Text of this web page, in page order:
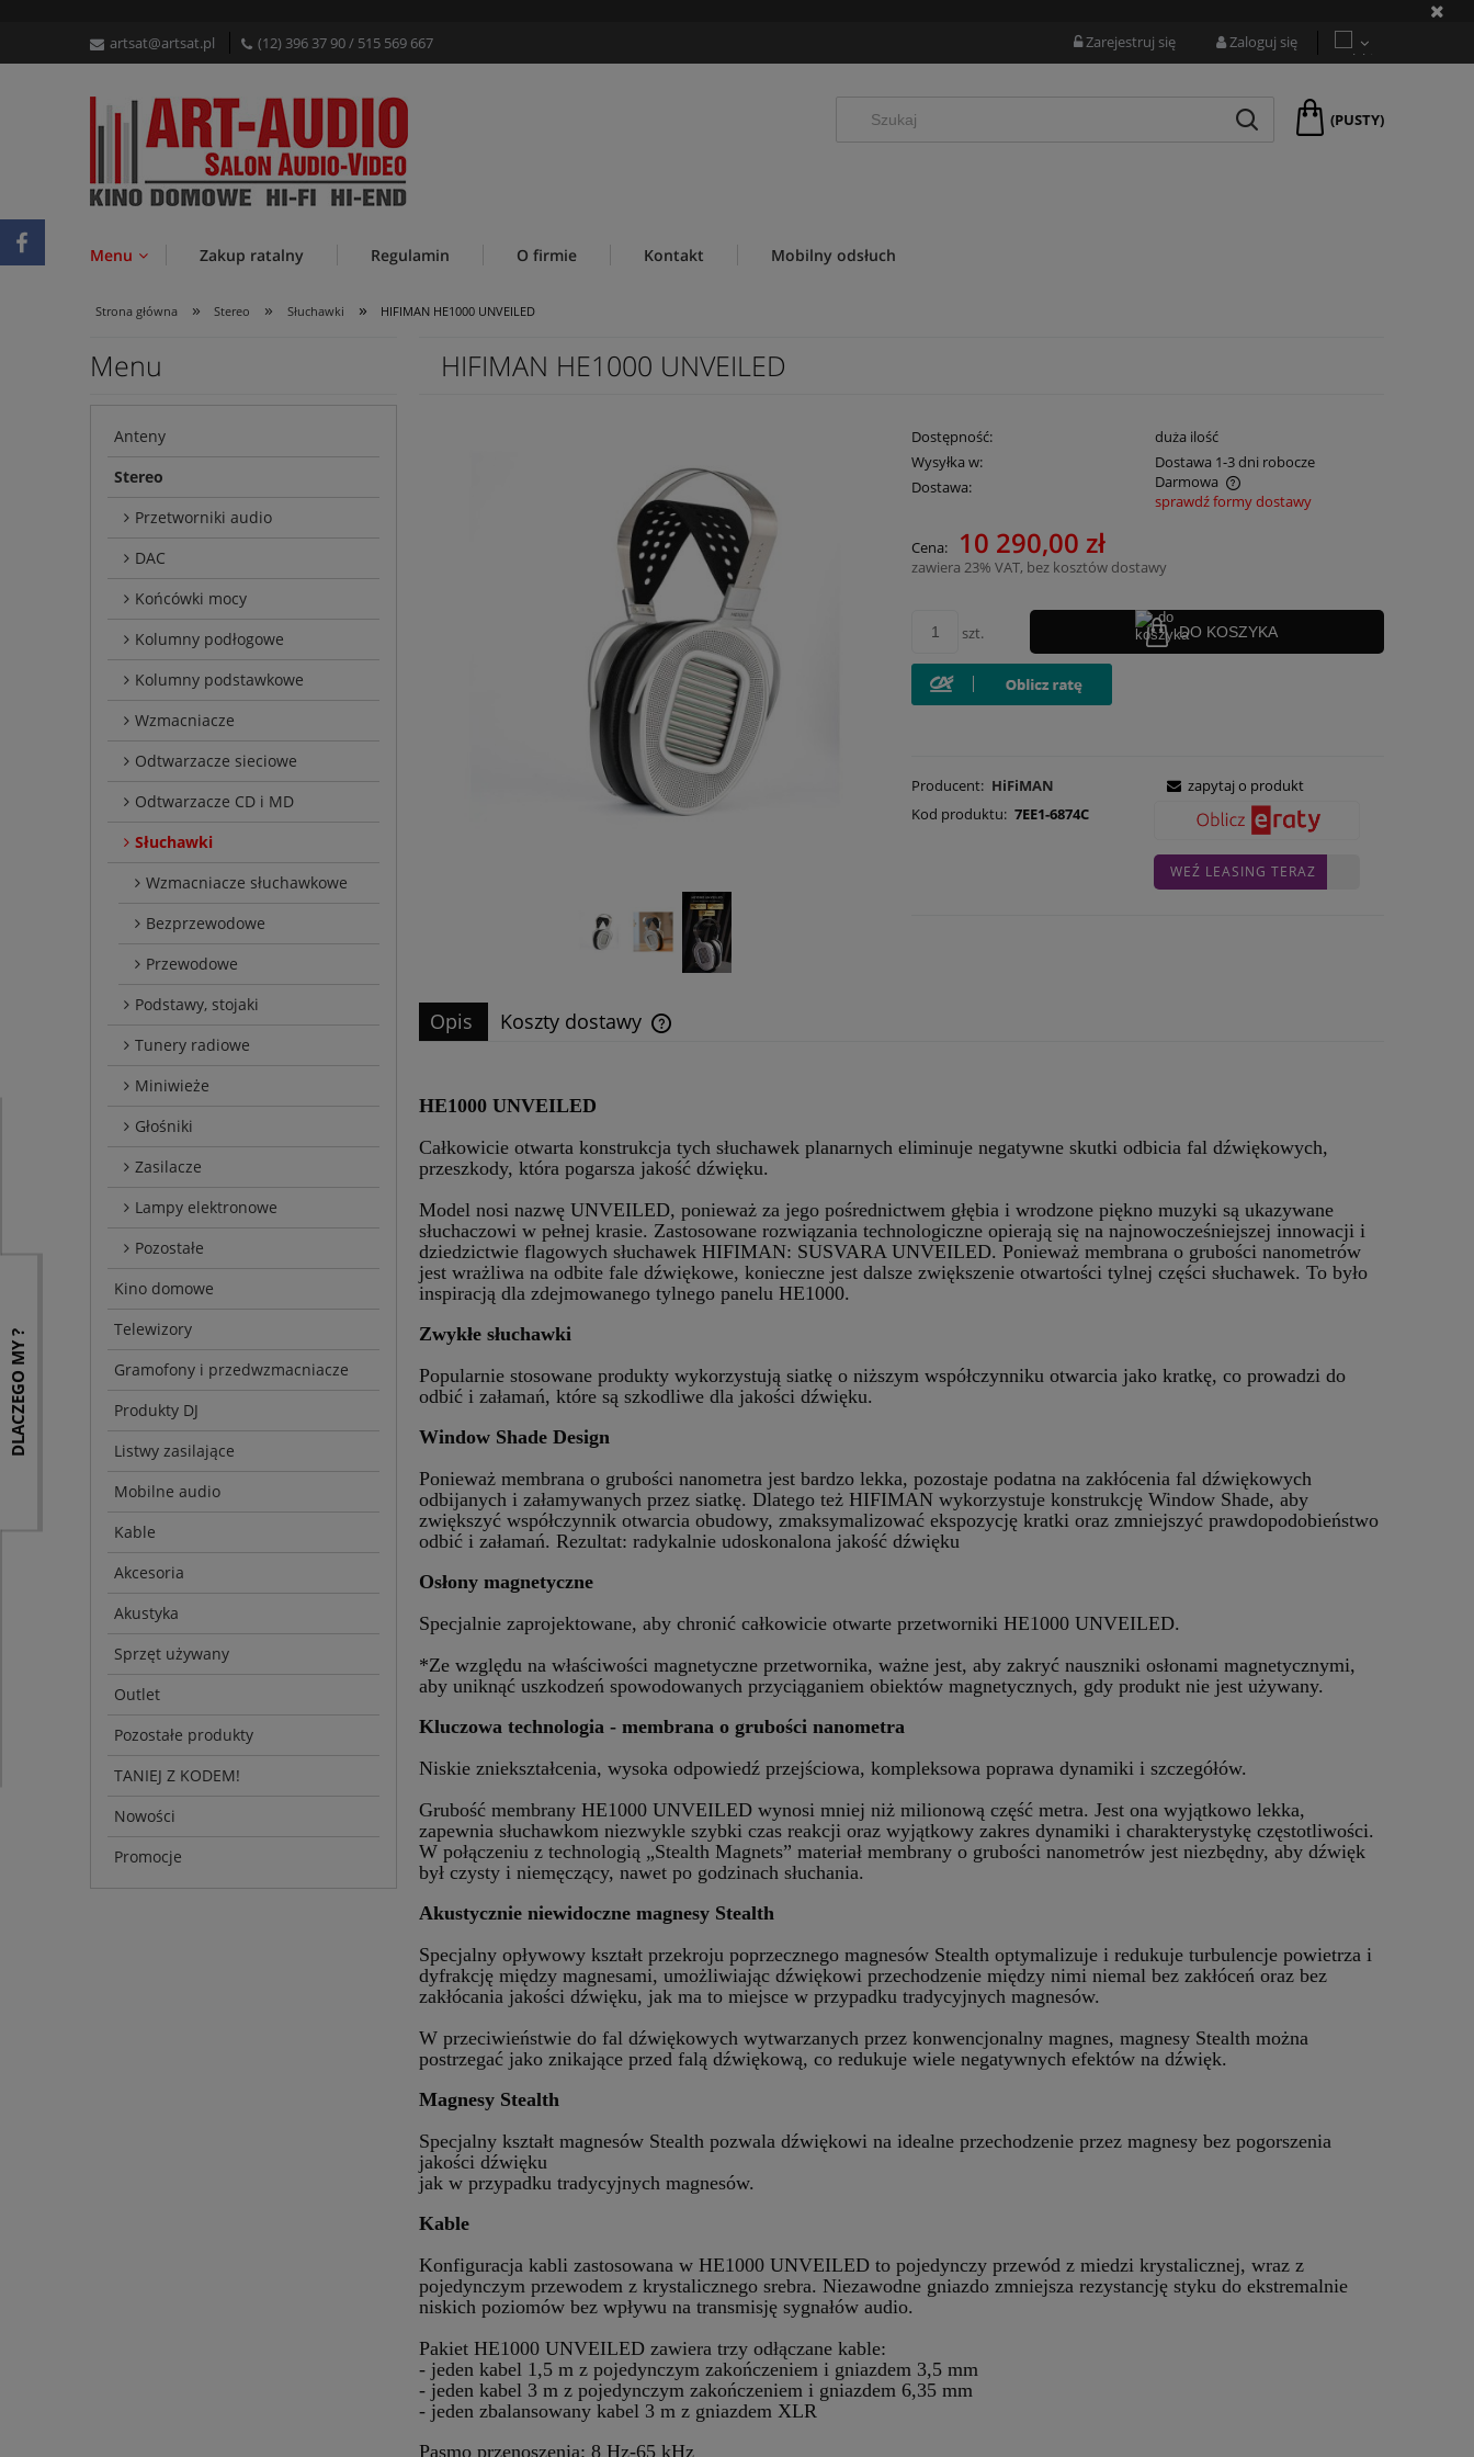
artsat@artsat.pl (12) 396 37 90/ 515 569 667 Zarejestruj się Zaloguj się
(PUSTY)
Menu Zakup ratalny Regulamin O firmie Kontakt Mobilny odsłuch
Strona główna » Stereo » Słuchawki » HIFIMAN HE1000 UNVEILED
Menu
Anteny
Stereo
Przetworniki audio
DAC
Końcówki mocy
Kolumny podłogowe
Kolumny podstawkowe
Wzmacniacze
Odtwarzacze sieciowe
Odtwarzacze CD i MD
Słuchawki
Wzmacniacze słuchawkowe
Bezprzewodowe
Przewodowe
Podstawy, stojaki
Tunery radiowe
Miniwieże
Głośniki
Zasilacze
Lampy elektronowe
Pozostałe
Kino domowe
Telewizory
Gramofony i przedwzmacniacze
Produkty DJ
Listwy zasilające
Mobilne audio
Kable
Akcesoria
Akustyka
Sprzęt używany
Outlet
Pozostałe produkty
TANIEJ Z KODEM!
Nowości
Promocje
HIFIMAN HE1000 UNVEILED
Dostępność:
duża ilość
Wysyłka w:
Dostawa 1-3 dni robocze
Dostawa:
Darmowa
Cena nie zawiera ewentualnych kosztów
płatności
sprawdź formy dostawy
Cena: 10 290,00 zł
zawiera 23% VAT, bez kosztów dostawy
szt. DO KOSZYKA
Producent: HiFiMAN
Kod produktu: 7EE1-6874C
zapytaj o produkt
WEŹ LEASING TERAZ
Opis Koszty dostawy
HE1000 UNVEILED
Całkowicie otwarta konstrukcja tych słuchawek planarnych eliminuje negatywne skutki odbicia fal dźwiękowych,
przeszkody, która pogarsza jakość dźwięku.
Model nosi nazwę UNVEILED, ponieważ za jego pośrednictwem głębia i wrodzone piękno muzyki są ukazywane
słuchaczowi w pełnej krasie. Zastosowane rozwiązania technologiczne opierają się na najnowocześniejszej innowacji i
dziedzictwie flagowych słuchawek HIFIMAN: SUSVARA UNVEILED. Ponieważ membrana o grubości nanometrów
jest wrażliwa na odbite fale dźwiękowe, konieczne jest dalsze zwiększenie otwartości tylnej części słuchawek. To było
inspiracją dla zdejmowanego tylnego panelu HE1000.
Zwykłe słuchawki
Popularnie stosowane produkty wykorzystują siatkę o niższym współczynniku otwarcia jako kratkę, co prowadzi do
odbić i załamań, które są szkodliwe dla jakości dźwięku.
Window Shade Design
Ponieważ membrana o grubości nanometra jest bardzo lekka, pozostaje podatna na zakłócenia fal dźwiękowych
odbijanych i załamywanych przez siatkę. Dlatego też HIFIMAN wykorzystuje konstrukcję Window Shade, aby
zwiększyć współczynnik otwarcia obudowy, zmaksymalizować ekspozycję kratki oraz zmniejszyć prawdopodobieństwo
odbić i załamań. Rezultat: radykalnie udoskonalona jakość dźwięku
Osłony magnetyczne
Specjalnie zaprojektowane, aby chronić całkowicie otwarte przetworniki HE1000 UNVEILED.
*Ze względu na właściwości magnetyczne przetwornika, ważne jest, aby zakryć nauszniki osłonami magnetycznymi,
aby uniknąć uszkodzeń spowodowanych przyciąganiem obiektów magnetycznych, gdy produkt nie jest używany.
Kluczowa technologia - membrana o grubości nanometra
Niskie zniekształcenia, wysoka odpowiedź przejściowa, kompleksowa poprawa dynamiki i szczegółów.
Grubość membrany HE1000 UNVEILED wynosi mniej niż milionową część metra. Jest ona wyjątkowo lekka,
zapewnia słuchawkom niezwykle szybki czas reakcji oraz wyjątkowy zakres dynamiki i charakterystykę częstotliwości.
W połączeniu z technologią „Stealth Magnets” materiał membrany o grubości nanometrów jest niezbędny, aby dźwięk
był czysty i niemęczący, nawet po godzinach słuchania.
Akustycznie niewidoczne magnesy Stealth
Specjalny opływowy kształt przekroju poprzecznego magnesów Stealth optymalizuje i redukuje turbulencje powietrza i
dyfrakcję między magnesami, umożliwiając dźwiękowi przechodzenie między nimi niemal bez zakłóceń oraz bez
zakłócania jakości dźwięku, jak ma to miejsce w przypadku tradycyjnych magnesów.
W przeciwieństwie do fal dźwiękowych wytwarzanych przez konwencjonalny magnes, magnesy Stealth można
postrzegać jako znikające przed falą dźwiękową, co redukuje wiele negatywnych efektów na dźwięk.
Magnesy Stealth
Specjalny kształt magnesów Stealth pozwala dźwiękowi na idealne przechodzenie przez magnesy bez pogorszenia
jakości dźwięku
jak w przypadku tradycyjnych magnesów.
Kable
Konfiguracja kabli zastosowana w HE1000 UNVEILED to pojedynczy przewód z miedzi krystalicznej, wraz z
pojedynczym przewodem z krystalicznego srebra. Niezawodne gniazdo zmniejsza rezystancję styku do ekstremalnie
niskich poziomów bez wpływu na transmisję sygnałów audio.
Pakiet HE1000 UNVEILED zawiera trzy odłączane kable:
- jeden kabel 1,5 m z pojedynczym zakończeniem i gniazdem 3,5 mm
- jeden kabel 3 m z pojedynczym zakończeniem i gniazdem 6,35 mm
- jeden zbalansowany kabel 3 m z gniazdem XLR
Pasmo przenoszenia: 8 Hz-65 kHz
DLACZEGO MY ?